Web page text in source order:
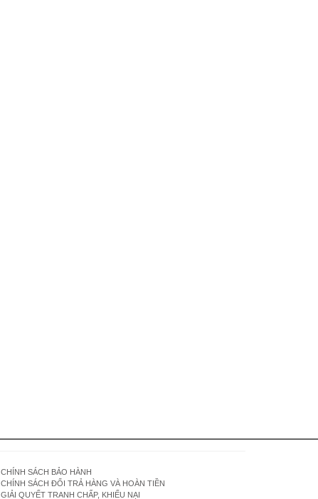
CHÍNH SÁCH BẢO HÀNH
CHÍNH SÁCH ĐỔI TRẢ HÀNG VÀ HOÀN TIỀN
GIẢI QUYẾT TRANH CHẤP, KHIẾU NẠI